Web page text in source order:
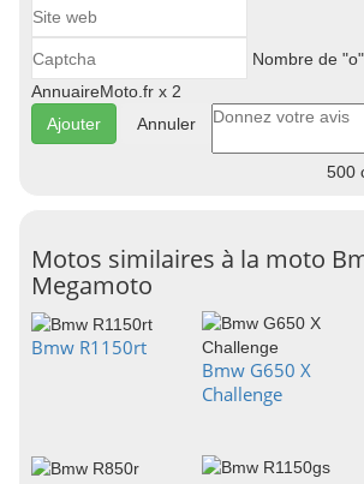
Nombre de
AnnuaireMoto.fr x 2
Annuler
500
Motos similaires à la moto
Megamoto
Bmw R1150rt
Bmw G650 X
Challenge